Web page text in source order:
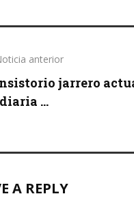
anterior
jarrero
...
A REPLY